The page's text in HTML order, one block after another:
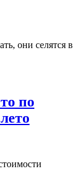
они селятся в
по